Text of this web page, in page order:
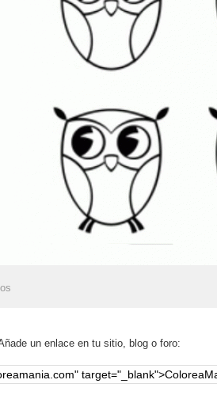
un enlace en tu sitio, blog o foro: